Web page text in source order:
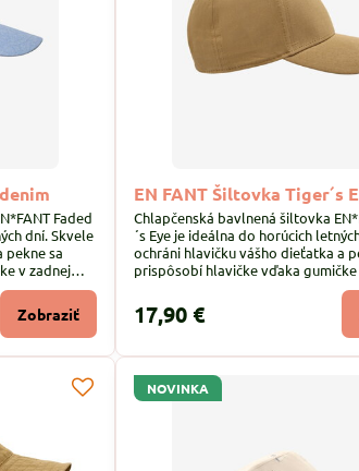
Faded
dní. Skvele
pekne sa
v zadnej
Zobraziť
EN FANT Šiltovka Tiger´s
Chlapčenská bavlnená šiltovka
´s Eye je ideálna do horúcich
ochráni hlavičku vášho dieťatka a
prispôsobí hlavičke vďaka
17,90 €
NOVINKA